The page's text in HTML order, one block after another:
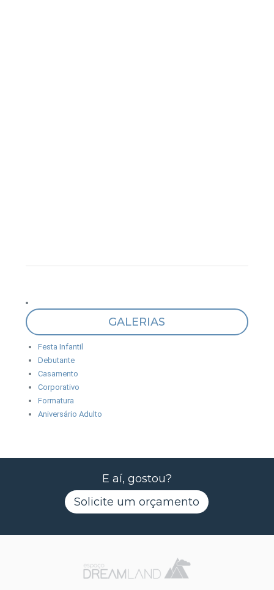
GALERIAS
Festa Infantil
Debutante
Casamento
Corporativo
Formatura
Aniversário Adulto
E aí, gostou?
Solicite um orçamento